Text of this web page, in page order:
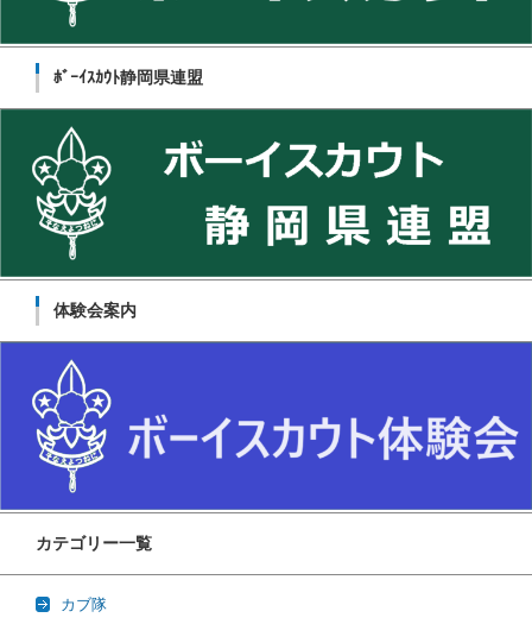
ﾎﾞｰｲｽｶｳﾄ静岡県連盟
体験会案内
カテゴリー一覧
カブ隊